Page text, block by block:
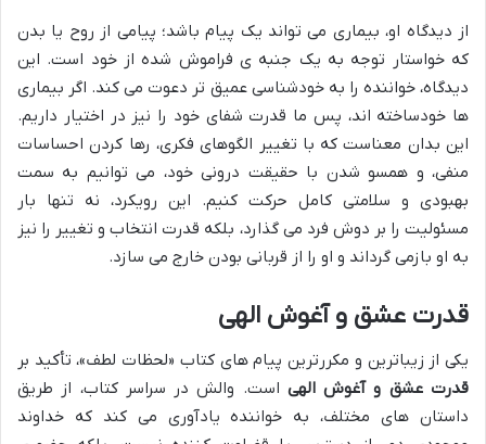
از دیدگاه او، بیماری می تواند یک پیام باشد؛ پیامی از روح یا بدن
که خواستار توجه به یک جنبه ی فراموش شده از خود است. این
دیدگاه، خواننده را به خودشناسی عمیق تر دعوت می کند. اگر بیماری
ها خودساخته اند، پس ما قدرت شفای خود را نیز در اختیار داریم.
این بدان معناست که با تغییر الگوهای فکری، رها کردن احساسات
منفی، و همسو شدن با حقیقت درونی خود، می توانیم به سمت
بهبودی و سلامتی کامل حرکت کنیم. این رویکرد، نه تنها بار
مسئولیت را بر دوش فرد می گذارد، بلکه قدرت انتخاب و تغییر را نیز
به او بازمی گرداند و او را از قربانی بودن خارج می سازد.
قدرت عشق و آغوش الهی
یکی از زیباترین و مکررترین پیام های کتاب «لحظات لطف»، تأکید بر
قدرت عشق و آغوش الهی است. والش در سراسر کتاب، از طریق
داستان های مختلف، به خواننده یادآوری می کند که خداوند